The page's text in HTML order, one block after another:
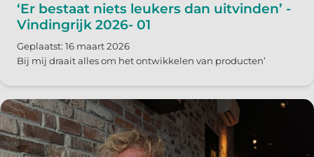
‘Er bestaat niets leukers dan uitvinden’ -
Vindingrijk 2026- 01
Geplaatst: 16 maart 2026
Bij mij draait alles om het ontwikkelen van producten’